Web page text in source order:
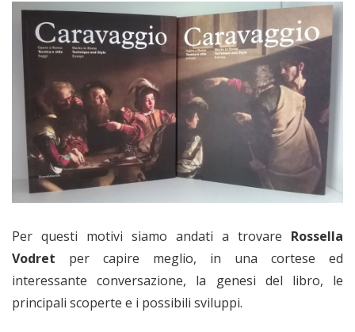
Per questi motivi siamo andati a trovare Rossella
Vodret per capire meglio, in una cortese ed
interessante conversazione, la genesi del libro, le
principali scoperte e i possibili sviluppi.